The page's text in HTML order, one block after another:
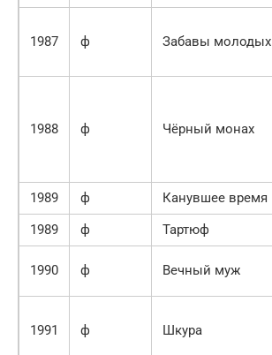
1987 ф Забавы молодых
1988 ф Чёрный монах
1989
ф Канувшее время
1989
ф Тартюф
1990 ф Вечный муж
1991 ф Шкура